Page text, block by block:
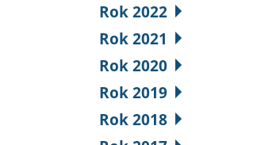
Rok 2022
Rok 2021
Rok 2020
Rok 2019
Rok 2018